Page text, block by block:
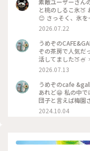
と桃のしるこ氷🍑
😊 さっそく、氷
姜の風味が口いっ
桃も程よい量で、
るこなんですね〜
るほど〜です😘
汗💦になるけど、
2026.07.22
うめぞの
ぞの茶房で人気だ
活してました🍑🍧
寄ろうかなどうし
の看板でていたの
る新生姜のシロッ
にみずみずしい桃
づらいですが 中に
るので 最後には
き氷だけに🍧 私
に幸せでした😊 ＊
2026.07.13
うめぞのcafe
あれど😁 私の中
団子と言えば梅園
みたらし団子のセ
て 小躍りです😁
しい 蜜がたっぷり
2024.10.04